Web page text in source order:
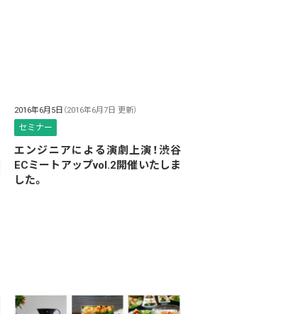
2016年6月5日 （2016年6月7日 更新）
セミナー
エンジニアによる演劇上演！渋谷
ECミートアップvol.2開催いたしま
した。